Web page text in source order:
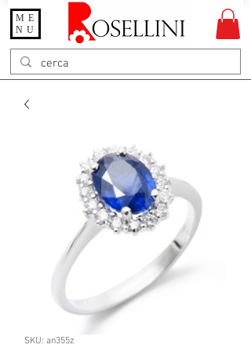
Gioielleria Rosellini
Rosellini online
ME
NU
SKU: an355z